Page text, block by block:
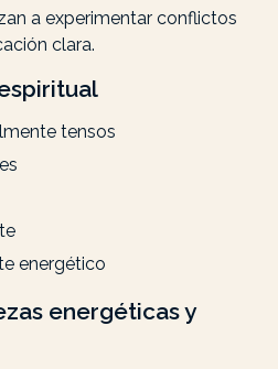
a experimentar conflictos
clara.
tensos
energético
energéticas y